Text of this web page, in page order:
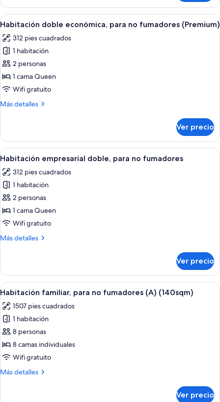
(74sqm)
familiar,
para
no
(C)
(74sqm)
Abrir
todas
las
fotos
de
Habitación
doble
para
(Premium)
Una habitación de hotel con una
8
Habitación doble económica, para no fumadores (Premium)
312 pies cuadrados
1 habitación
2 personas
1 cama Queen
Wifi gratuito
Más detalles
Más
doble
económica,
para
fumadores
(Premium)
Ver precio
Abrir
todas
las
fotos
de
Habitación
empresarial
para
Una habitación de hotel con una
9
Habitación empresarial doble, para no fumadores
312 pies cuadrados
1 habitación
2 personas
1 cama Queen
Wifi gratuito
Más detalles
Más
empresarial
doble,
para
fumadores
Ver precio
Abrir
todas
las
fotos
de
Habitación
familiar,
no
Habitación de hotel con una cama
6
Habitación familiar, para no fumadores (A) (140sqm)
1507 pies cuadrados
1 habitación
8 personas
8 camas individuales
Wifi gratuito
Más detalles
Más
Ver precio